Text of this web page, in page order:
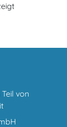
von